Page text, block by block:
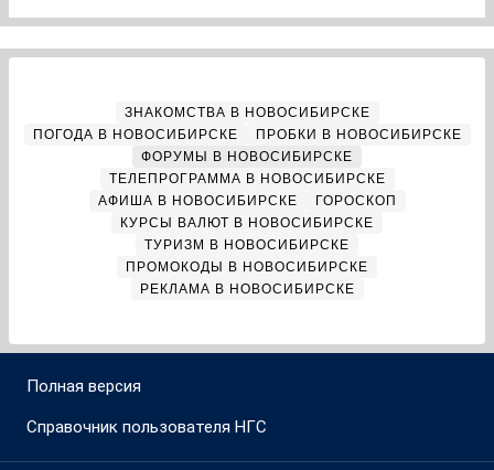
ЗНАКОМСТВА В НОВОСИБИРСКЕ
ПОГОДА В НОВОСИБИРСКЕ
ПРОБКИ В НОВОСИБИРСКЕ
ФОРУМЫ В НОВОСИБИРСКЕ
ТЕЛЕПРОГРАММА В НОВОСИБИРСКЕ
АФИША В НОВОСИБИРСКЕ
ГОРОСКОП
КУРСЫ ВАЛЮТ В НОВОСИБИРСКЕ
ТУРИЗМ В НОВОСИБИРСКЕ
ПРОМОКОДЫ В НОВОСИБИРСКЕ
РЕКЛАМА В НОВОСИБИРСКЕ
Полная версия
Справочник пользователя НГС